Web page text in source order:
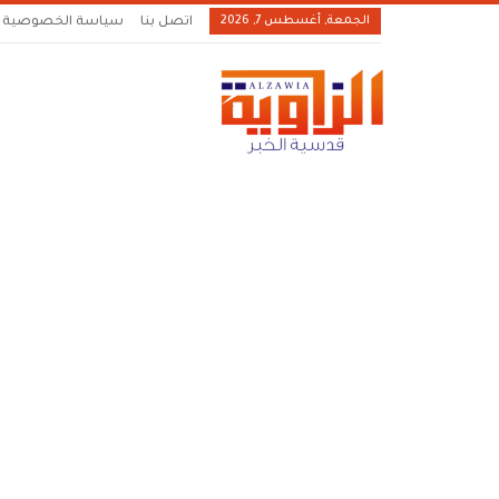
الجمعة, أغسطس 7, 2026 اتصل بنا سياسة الخصوصية